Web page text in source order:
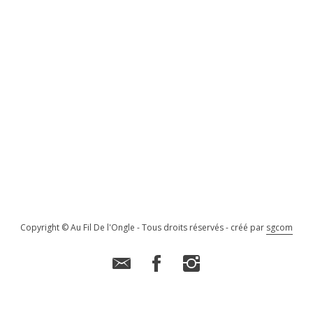
Copyright © Au Fil De l'Ongle - Tous droits réservés - créé par sgcom